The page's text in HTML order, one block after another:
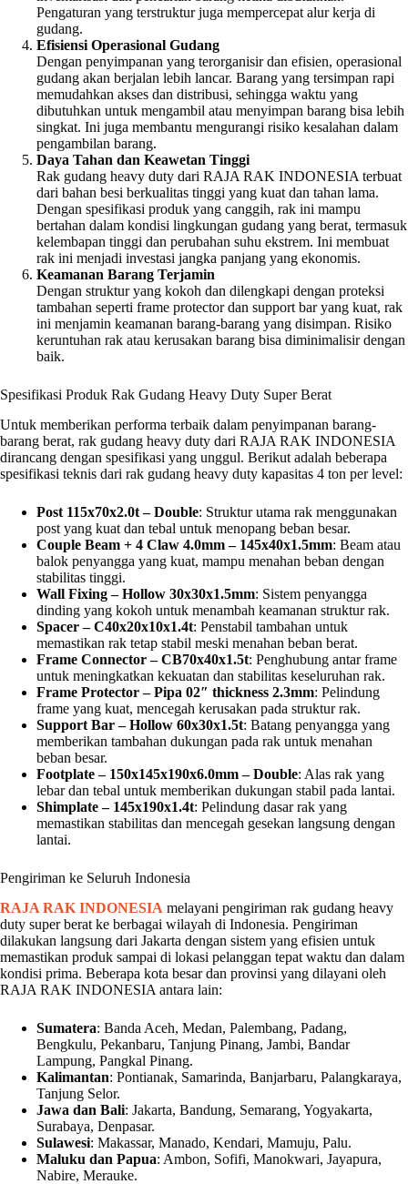
Pengaturan yang terstruktur juga mempercepat alur kerja di
gudang.
Efisiensi Operasional Gudang
Dengan penyimpanan yang terorganisir dan efisien, operasional
gudang akan berjalan lebih lancar. Barang yang tersimpan rapi
memudahkan akses dan distribusi, sehingga waktu yang
dibutuhkan untuk mengambil atau menyimpan barang bisa lebih
singkat. Ini juga membantu mengurangi risiko kesalahan dalam
pengambilan barang.
Daya Tahan dan Keawetan Tinggi
Rak gudang heavy duty dari RAJA RAK INDONESIA terbuat
dari bahan besi berkualitas tinggi yang kuat dan tahan lama.
Dengan spesifikasi produk yang canggih, rak ini mampu
bertahan dalam kondisi lingkungan gudang yang berat, termasuk
kelembapan tinggi dan perubahan suhu ekstrem. Ini membuat
rak ini menjadi investasi jangka panjang yang ekonomis.
Keamanan Barang Terjamin
Dengan struktur yang kokoh dan dilengkapi dengan proteksi
tambahan seperti frame protector dan support bar yang kuat, rak
ini menjamin keamanan barang-barang yang disimpan. Risiko
keruntuhan rak atau kerusakan barang bisa diminimalisir dengan
baik.
Spesifikasi Produk Rak Gudang Heavy Duty Super Berat
Untuk memberikan performa terbaik dalam penyimpanan barang-
barang berat, rak gudang heavy duty dari RAJA RAK INDONESIA
dirancang dengan spesifikasi yang unggul. Berikut adalah beberapa
spesifikasi teknis dari rak gudang heavy duty kapasitas 4 ton per level:
Post 115x70x2.0t – Double: Struktur utama rak menggunakan
post yang kuat dan tebal untuk menopang beban besar.
Couple Beam + 4 Claw 4.0mm – 145x40x1.5mm: Beam atau
balok penyangga yang kuat, mampu menahan beban dengan
stabilitas tinggi.
Wall Fixing – Hollow 30x30x1.5mm: Sistem penyangga
dinding yang kokoh untuk menambah keamanan struktur rak.
Spacer – C40x20x10x1.4t: Penstabil tambahan untuk
memastikan rak tetap stabil meski menahan beban berat.
Frame Connector – CB70x40x1.5t: Penghubung antar frame
untuk meningkatkan kekuatan dan stabilitas keseluruhan rak.
Frame Protector – Pipa 02″ thickness 2.3mm: Pelindung
frame yang kuat, mencegah kerusakan pada struktur rak.
Support Bar – Hollow 60x30x1.5t: Batang penyangga yang
memberikan tambahan dukungan pada rak untuk menahan
beban besar.
Footplate – 150x145x190x6.0mm – Double: Alas rak yang
lebar dan tebal untuk memberikan dukungan stabil pada lantai.
Shimplate – 145x190x1.4t: Pelindung dasar rak yang
memastikan stabilitas dan mencegah gesekan langsung dengan
lantai.
Pengiriman ke Seluruh Indonesia
RAJA RAK INDONESIA melayani pengiriman rak gudang heavy
duty super berat ke berbagai wilayah di Indonesia. Pengiriman
dilakukan langsung dari Jakarta dengan sistem yang efisien untuk
memastikan produk sampai di lokasi pelanggan tepat waktu dan dalam
kondisi prima. Beberapa kota besar dan provinsi yang dilayani oleh
RAJA RAK INDONESIA antara lain:
Sumatera: Banda Aceh, Medan, Palembang, Padang,
Bengkulu, Pekanbaru, Tanjung Pinang, Jambi, Bandar
Lampung, Pangkal Pinang.
Kalimantan: Pontianak, Samarinda, Banjarbaru, Palangkaraya,
Tanjung Selor.
Jawa dan Bali: Jakarta, Bandung, Semarang, Yogyakarta,
Surabaya, Denpasar.
Sulawesi: Makassar, Manado, Kendari, Mamuju, Palu.
Maluku dan Papua: Ambon, Sofifi, Manokwari, Jayapura,
Nabire, Merauke.